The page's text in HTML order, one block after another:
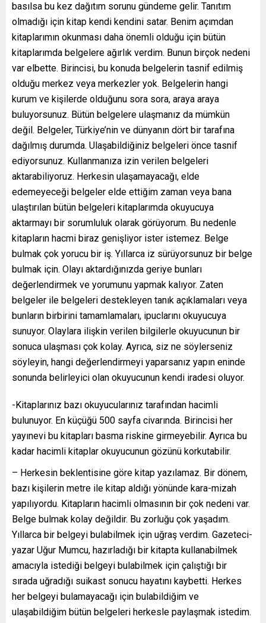
basılsa bu kez dağıtım sorunu gündeme gelir. Tanıtım
olmadığı için kitap kendi kendini satar. Benim açımdan
kitaplarımın okunması daha önemli olduğu için bütün
kitaplarımda belgelere ağırlık verdim. Bunun birçok nedeni
var elbette. Birincisi, bu konuda belgelerin tasnif edilmiş
olduğu merkez veya merkezler yok. Belgelerin hangi
kurum ve kişilerde olduğunu sora sora, araya araya
buluyorsunuz. Bütün belgelere ulaşmanız da mümkün
değil. Belgeler, Türkiye’nin ve dünyanın dört bir tarafına
dağılmış durumda. Ulaşabildiğiniz belgeleri önce tasnif
ediyorsunuz. Kullanmanıza izin verilen belgeleri
aktarabiliyoruz. Herkesin ulaşamayacağı, elde
edemeyeceği belgeler elde ettiğim zaman veya bana
ulaştırılan bütün belgeleri kitaplarımda okuyucuya
aktarmayı bir sorumluluk olarak görüyorum. Bu nedenle
kitapların hacmi biraz genişliyor ister istemez. Belge
bulmak çok yorucu bir iş. Yıllarca iz sürüyorsunuz bir belge
bulmak için. Olayı aktardığınızda geriye bunları
değerlendirmek ve yorumunu yapmak kalıyor. Zaten
belgeler ile belgeleri destekleyen tanık açıklamaları veya
bunların birbirini tamamlamaları, ipuclarını okuyucuya
sunuyor. Olaylara ilişkin verilen bilgilerle okuyucunun bir
sonuca ulaşması çok kolay. Ayrıca, siz ne söylerseniz
söyleyin, hangi değerlendirmeyi yaparsanız yapın eninde
sonunda belirleyici olan okuyucunun kendi iradesi oluyor.
-Kitaplarınız bazı okuyucularınız tarafından hacimli
bulunuyor. En küçüğü 500 sayfa civarında. Birincisi her
yayınevi bu kitapları basma riskine girmeyebilir. Ayrıca bu
kadar hacimli kitaplar okuyucunun gözünü korkutabilir.
– Herkesin beklentisine göre kitap yazılamaz. Bir dönem,
bazı kişilerin metre ile kitap aldığı yönünde kara-mizah
yapılıyordu. Kitapların hacimli olmasının bir çok nedeni var.
Belge bulmak kolay değildir. Bu zorluğu çok yaşadım.
Yıllarca bir belgeyi bulabilmek için uğraş verdim. Gazeteci-
yazar Uğur Mumcu, hazırladığı bir kitapta kullanabilmek
amacıyla istediği belgeyi bulabilmek için çalıştığı bir
sırada uğradığı suikast sonucu hayatını kaybetti. Herkes
her belgeyi bulamayacağı için bulabildiğim ve
ulaşabildiğim bütün belgeleri herkesle paylaşmak istedim.